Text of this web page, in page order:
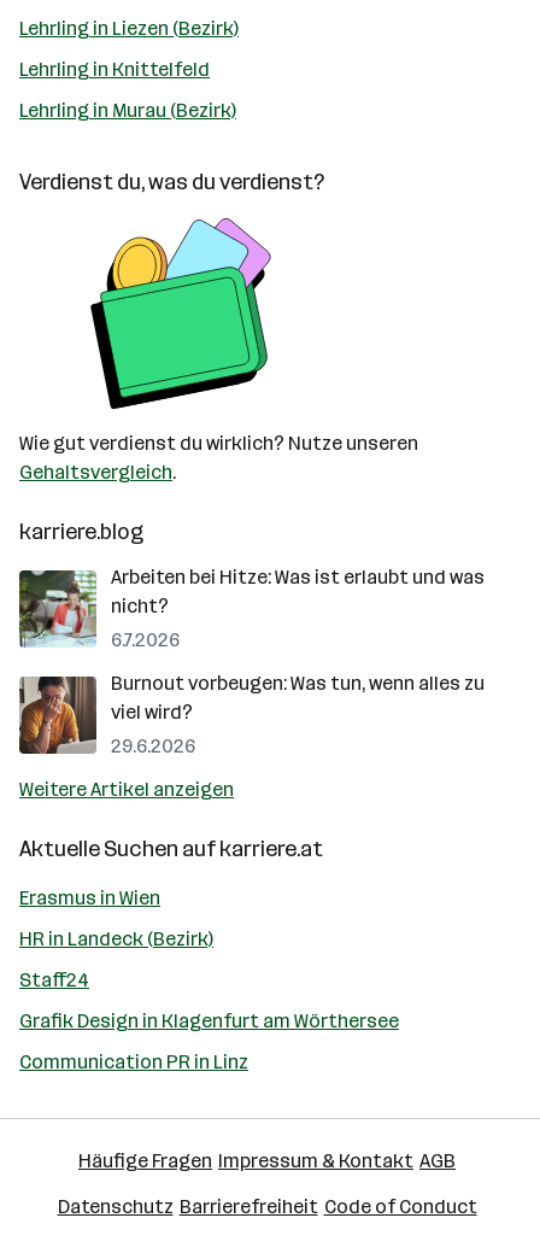
Lehrling in Liezen (Bezirk)
Lehrling in Knittelfeld
Lehrling in Murau (Bezirk)
Verdienst du, was du verdienst?
Wie gut verdienst du wirklich? Nutze unseren
Gehaltsvergleich.
karriere.blog
Arbeiten bei Hitze: Was ist erlaubt und was
nicht?
6.7.2026
Burnout vorbeugen: Was tun, wenn alles zu
viel wird?
29.6.2026
Weitere Artikel anzeigen
Aktuelle Suchen aufkarriere.at
Erasmus in Wien
HR in Landeck (Bezirk)
Staff24
Grafik Design in Klagenfurt am Wörthersee
Communication PR in Linz
Häufige Fragen Impressum & Kontakt AGB
Datenschutz Barrierefreiheit Code of Conduct